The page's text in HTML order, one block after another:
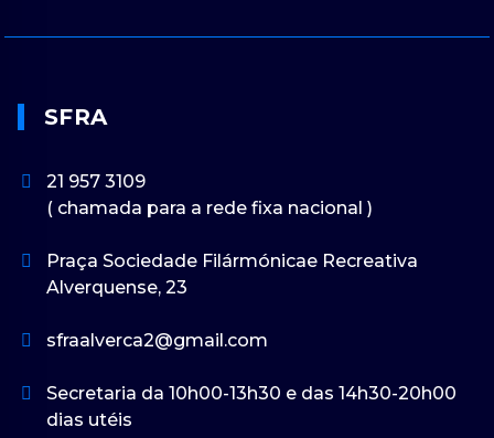
SFRA
21 957 3109
( chamada para a rede fixa nacional )
Praça Sociedade Filármónicae Recreativa
Alverquense, 23
sfraalverca2@gmail.com
Secretaria da 10h00-13h30 e das 14h30-20h00
dias utéis